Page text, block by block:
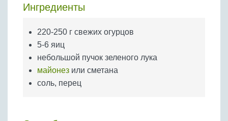
Бобовые
Крупы
Ингредиенты
220-250 г свежих огурцов
5-6 яиц
небольшой пучок зеленого лука
майонез или сметана
соль, перец